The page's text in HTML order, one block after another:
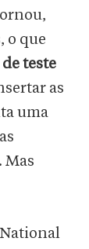
o que
teste
as
uma
Mas
National